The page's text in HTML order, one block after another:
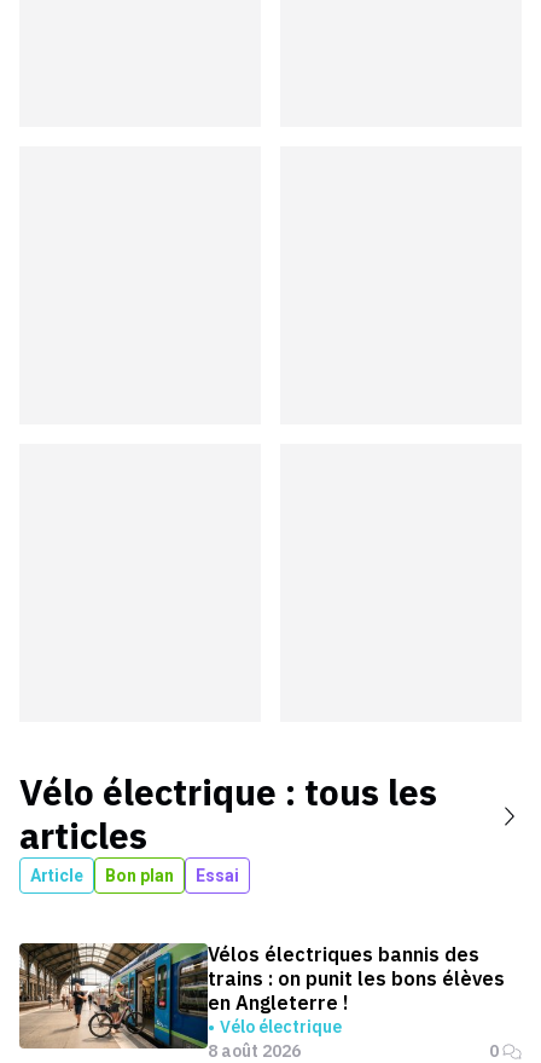
Vélo électrique : tous les
articles
Article Bon plan Essai
Vélos électriques bannis des
trains : on punit les bons élèves
en Angleterre !
Vélo électrique
8 août 2026
0